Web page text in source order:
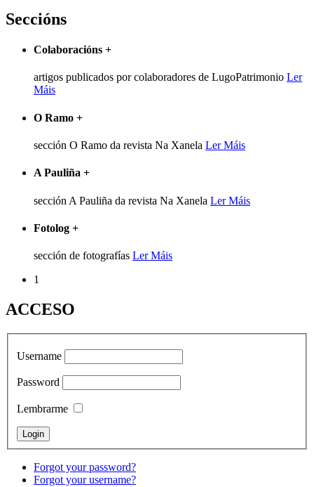
Seccións
Colaboracións +
artigos publicados por colaboradores de LugoPatrimonio Ler
Máis
O Ramo +
sección O Ramo da revista Na Xanela Ler Máis
A Pauliña +
sección A Pauliña da revista Na Xanela Ler Máis
Fotolog +
sección de fotografías Ler Máis
1
ACCESO
Username
Password
Lembrarme
Forgot your password?
Forgot your username?